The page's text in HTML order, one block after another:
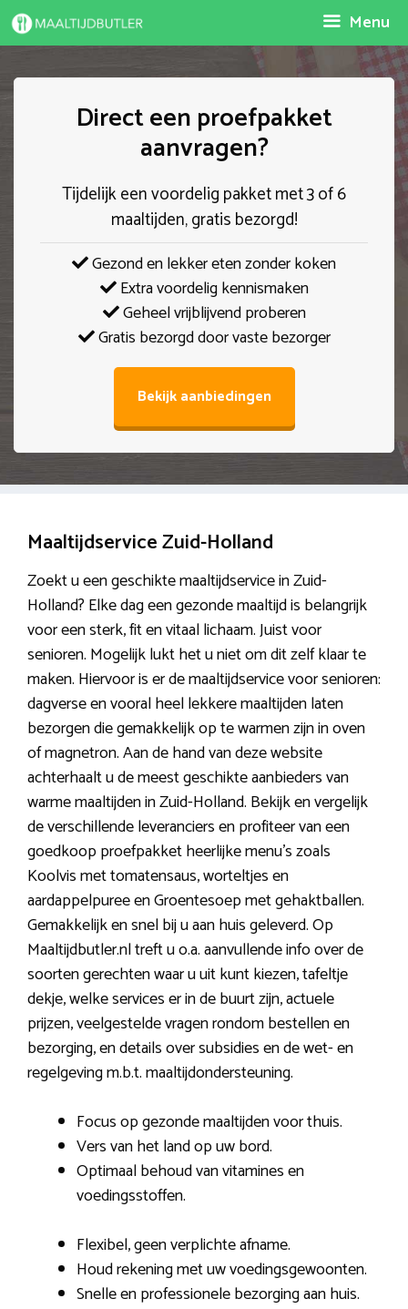
Spring
naar
Menu
Direct een proefpakket
aanvragen?
Tijdelijk een voordelig pakket met 3 of 6
maaltijden, gratis bezorgd!
Gezond en lekker eten zonder koken
Extra voordelig kennismaken
Geheel vrijblijvend proberen
Gratis bezorgd door vaste bezorger
Bekijk aanbiedingen
Maaltijdservice Zuid-Holland
Zoekt u een geschikte maaltijdservice in Zuid-
Holland? Elke dag een gezonde maaltijd is belangrijk
voor een sterk, fit en vitaal lichaam. Juist voor
senioren. Mogelijk lukt het u niet om dit zelf klaar te
maken. Hiervoor is er de maaltijdservice voor senioren:
dagverse en vooral heel lekkere maaltijden laten
bezorgen die gemakkelijk op te warmen zijn in oven
of magnetron. Aan de hand van deze website
achterhaalt u de meest geschikte aanbieders van
warme maaltijden in Zuid-Holland. Bekijk en vergelijk
de verschillende leveranciers en profiteer van een
goedkoop proefpakket heerlijke menu’s zoals
Koolvis met tomatensaus, worteltjes en
aardappelpuree en Groentesoep met gehaktballen.
Gemakkelijk en snel bij u aan huis geleverd. Op
Maaltijdbutler.nl treft u o.a. aanvullende info over de
soorten gerechten waar u uit kunt kiezen, tafeltje
dekje, welke services er in de buurt zijn, actuele
prijzen, veelgestelde vragen rondom bestellen en
bezorging, en details over subsidies en de wet- en
regelgeving m.b.t. maaltijdondersteuning.
Focus op gezonde maaltijden voor thuis.
Vers van het land op uw bord.
Optimaal behoud van vitamines en
voedingsstoffen.
Flexibel, geen verplichte afname.
Houd rekening met uw voedingsgewoonten.
Snelle en professionele bezorging aan huis.